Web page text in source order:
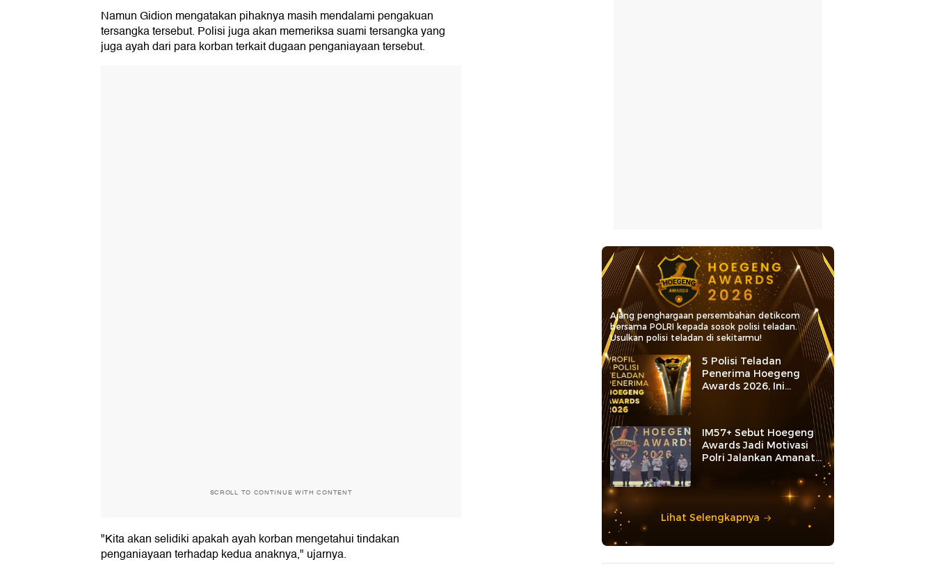
Namun Gidion mengatakan pihaknya masih mendalami pengakuan
tersangka tersebut. Polisi juga akan memeriksa suami tersangka yang
juga ayah dari para korban terkait dugaan penganiayaan tersebut.
SCROLL TO CONTINUE WITH CONTENT
"Kita akan selidiki apakah ayah korban mengetahui tindakan
penganiayaan terhadap kedua anaknya," ujarnya.
Ajang penghargaan persembahan detikcom
bersama POLRI kepada sosok polisi teladan.
Usulkan polisi teladan di sekitarmu!
5 Polisi Teladan
Penerima Hoegeng
Awards 2026, Ini
Kategori dan Kiprahnya
IM57+ Sebut Hoegeng
Awards Jadi Motivasi
Polri Jalankan Amanat
Lihat Selengkapnya